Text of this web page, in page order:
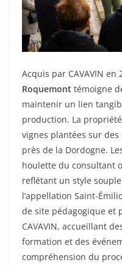
Acquis par CAVAVIN en
Roquemont témoigne
maintenir un lien
production. La
vignes plantées sur
près de la Dordogne.
houlette du consultant
reflétant un style
l’appellation Saint-
de site pédagogique et
CAVAVIN, accueillant
formation et des
compréhension du